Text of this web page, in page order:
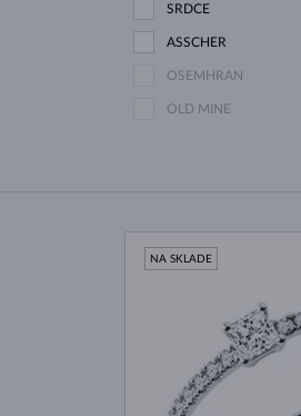
SRDCE
ASSCHER
OSEMHRAN
OLD MINE
NA SKLADE